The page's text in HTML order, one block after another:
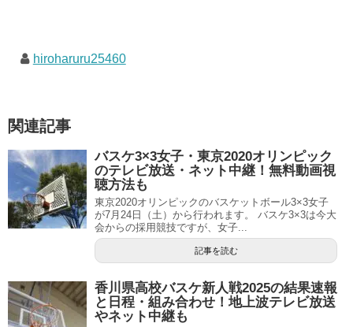
hiroharuru25460
関連記事
バスケ3×3女子・東京2020オリンピック
のテレビ放送・ネット中継！無料動画視
聴方法も
東京2020オリンピックのバスケットボール3×3女子
が7月24日（土）から行われます。 バスケ3×3は今大
会からの採用競技ですが、女子...
記事を読む
香川県高校バスケ新人戦2025の結果速報
と日程・組み合わせ！地上波テレビ放送
やネット中継も